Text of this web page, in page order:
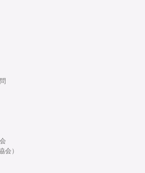
合、お客様都合によるキャンセルの
数料をいただきます。予めご了承くだ
ヴィオラトリコロール
について
ロールでは、任意で提供された個人
ールアドレスなどの個人情報へは、細
いたします。登録者の断りなく第三者
対にいたしませんので、どうぞご安心
より暗号化されています。
目2番4号 JUST本町ビル5F
オ
ストラクター資格コース
資格コース
ター資格コース
ー
アップセミナー
トラクターコース
ストラクターコース
トラクター資格コース
編】インストラクター資格コース
ストラクター資格コース
ース
養成コース
クターコース
ターコース
クターコース
ージョンコース
養成コース
る
会）